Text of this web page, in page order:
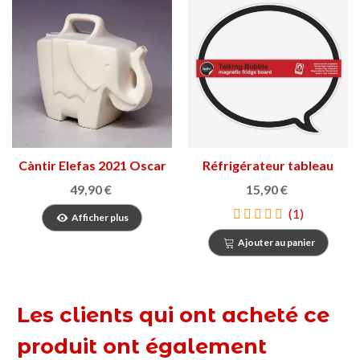
Càntir Elefas 2021 Oscar
Tusquets
49,90 €
Afficher plus
Réfrigérateur tableau
Talking Bubble
15,90 €
(1)
Ajouter au panier
Les clients qui ont acheté ce
produit ont également